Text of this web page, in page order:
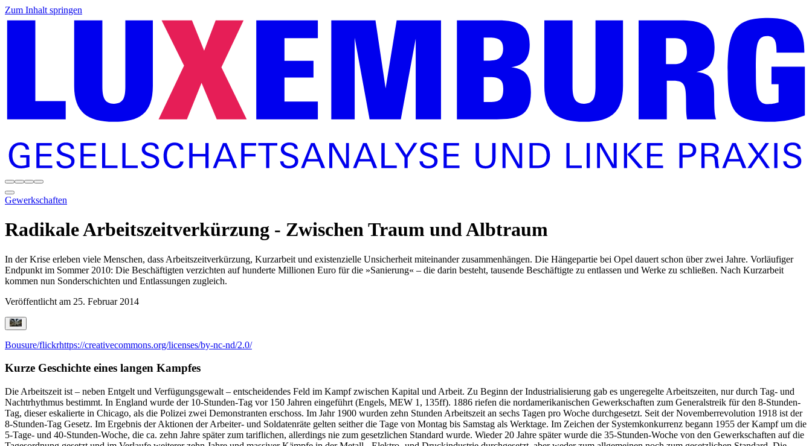
Zum Inhalt springen
Gewerkschaften
Radikale Arbeitszeitverkürzung - Zwischen Traum und Albtraum
In der Krise erleben viele Menschen, dass Arbeitszeitverkürzung, Kurzarbeit und existenzielle Unsicherheit miteinander zusammenhängen. Die Hängepartie bei Opel dauert schon über zwei Jahre. Vorläufiger
Endpunkt im Sommer 2010: Die Beschäftigten verzichten auf hunderte Millionen Euro für die »Sanierung« – die darin besteht, tausende Beschäftigte zu entlassen und Werke zu schließen. Nach Kurzarbeit
kommen nun Sonderschichten und Entlassungen zugleich.
Veröffentlicht am 25. Februar 2014
Bousure/flickrhttps://creativecommons.org/licenses/by-nc-nd/2.0/
Kurze Geschichte eines langen Kampfes
Die Arbeitszeit ist – neben Entgelt und Verfügungsgewalt – entscheidendes Feld im Kampf zwischen Kapital und Arbeit. Zu Beginn der Industrialisierung gab es ungeregelte Arbeitszeiten, nur durch Tag- und
Nachtrhythmus bestimmt. In England wurde der 10-Stunden-Tag vor 150 Jahren eingeführt (Engels, MEW 1, 135ff). 1886 riefen die nordamerikanischen Gewerkschaften zum Generalstreik für den 8-Stunden-
Tag, dieser eskalierte in Chicago, als die Polizei zwei Demonstranten erschoss. Im Jahr 1900 wurden zehn Stunden Arbeitszeit an sechs Tagen pro Woche durchgesetzt. Seit der Novemberrevolution 1918 ist der
8-Stunden-Tag Gesetz. Im Ergebnis der Aktionen der Arbeiter- und Soldatenräte gelten seither die Tage von Montag bis Samstag als Werktage. Im Zeichen der Systemkonkurrenz begann 1955 der Kampf um die
5-Tage- und 40-Stunden-Woche, die ca. zehn Jahre später zum tariflichen, allerdings nie zum gesetzlichen Standard wurde. Wieder 20 Jahre später wurde die 35-Stunden-Woche von den Gewerkschaften auf die